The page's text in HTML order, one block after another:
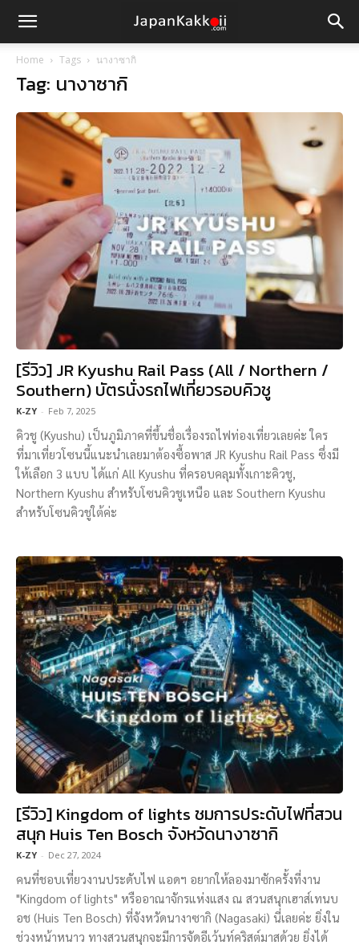
Home Tags นางาซากิ
Tag: นางาซากิ
[รีวิว] JR Kyushu Rail Pass (All / Northern /
Southern) บัตรนั่งรถไฟเที่ยวรอบคิวชู
K-ZY - Feb 7, 2025
คิวชู (Kyushu) เป็นภูมิภาคที่ขึ้นชื่อเรื่องรถไฟท่องเที่ยวเลยค่ะ ใคร
ที่มาเที่ยวโซนนี้แนะนำเลยมาต้องซื้อพาส JR Kyushu Rail Pass ซึ่งมี
ให้เลือก 3 แบบ ได้แก่ All Kyushu ที่ครอบคลุมทั้งเกาะคิวชู,
Northern Kyushu สำหรับโซนคิวชูเหนือ และ Southern Kyushu
สำหรับโซนคิวชูใต้ค่ะ
[รีวิว] Kingdom of lights ชมการประดับไฟที่สวน
สนุก Huis Ten Bosch จังหวัดนางาซากิ
K-ZY - Dec 27, 2024
คนที่ชอบเที่ยวงานประดับไฟ แอดฯ อยากให้ลองมาซักครั้งที่งาน
"Kingdom of lights" หรืออาณาจักรแห่งแสง ณ สวนสนุกเฮาส์เทนบ
อช (Huis Ten Bosch) ที่จังหวัดนางาซากิ (Nagasaki) นี่เลยค่ะ ยิ่งใน
ช่วงหน้าหนาว ทางสวนสนุกจะมีการจัดอีเว้นท์คริสต์มาสด้วย ยิ่งได้